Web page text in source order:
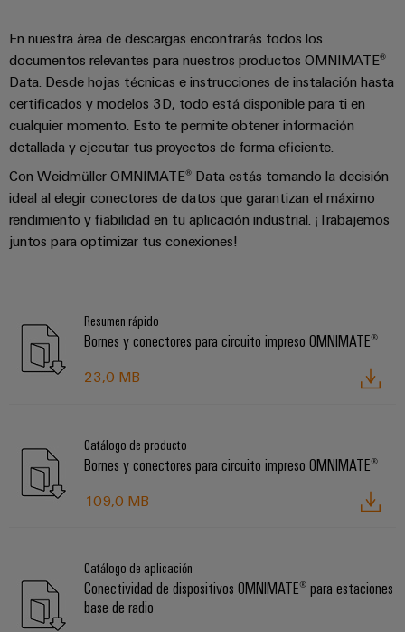
En nuestra área de descargas encontrarás todos los
documentos relevantes para nuestros productos OMNIMATE®
Data. Desde hojas técnicas e instrucciones de instalación hasta
certificados y modelos 3D, todo está disponible para ti en
cualquier momento. Esto te permite obtener información
detallada y ejecutar tus proyectos de forma eficiente.
Con Weidmüller OMNIMATE® Data estás tomando la decisión
ideal al elegir conectores de datos que garantizan el máximo
rendimiento y fiabilidad en tu aplicación industrial. ¡Trabajemos
juntos para optimizar tus conexiones!
Resumen rápido
Bornes y conectores para circuito impreso OMNIMATE®
23,0 MB
Catálogo de producto
Bornes y conectores para circuito impreso OMNIMATE®
109,0 MB
Catálogo de aplicación
Conectividad de dispositivos OMNIMATE® para estaciones
base de radio